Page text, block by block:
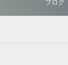
ブログ